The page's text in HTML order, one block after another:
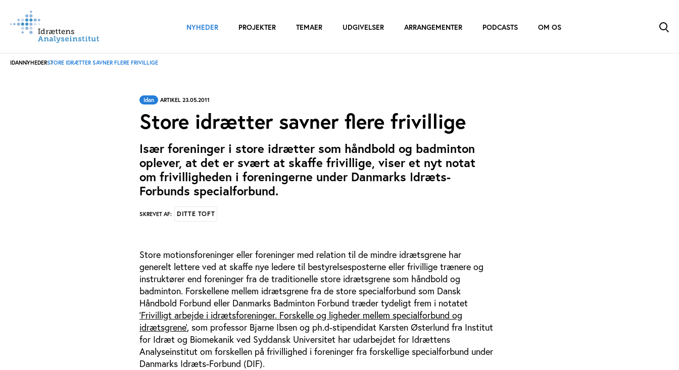
NYHEDER PROJEKTER TEMAER UDGIVELSER ARRANGEMENTER PODCASTS OM OS
IDANNYHEDERSTORE IDRÆTTER SAVNER FLERE FRIVILLIGE
Idan ARTIKEL 23.05.2011
Store idrætter savner flere frivillige
Især foreninger i store idrætter som håndbold og badminton
oplever, at det er svært at skaffe frivillige, viser et nyt notat
om frivilligheden i foreningerne under Danmarks Idræts-
Forbunds specialforbund.
SKREVET AF: DITTE TOFT
Store motionsforeninger eller foreninger med relation til de mindre idrætsgrene har
generelt lettere ved at skaffe nye ledere til bestyrelsesposterne eller frivillige trænere og
instruktører end foreninger fra de traditionelle store idrætsgrene som håndbold og
badminton. Forskellene mellem idrætsgrene fra de store specialforbund som Dansk
Håndbold Forbund eller Danmarks Badminton Forbund træder tydeligt frem i notatet
’Frivilligt arbejde i idrætsforeninger. Forskelle og ligheder mellem specialforbund og
idrætsgrene’, som professor Bjarne Ibsen og ph.d-stipendidat Karsten Østerlund fra Institut
for Idræt og Biomekanik ved Syddansk Universitet har udarbejdet for Idrættens
Analyseinstitut om forskellen på frivillighed i foreninger fra forskellige specialforbund under
Danmarks Idræts-Forbund (DIF).